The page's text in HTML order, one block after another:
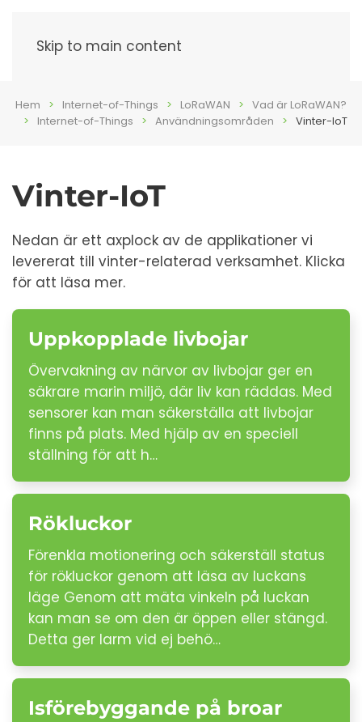
Skip to main content
Hem Internet-of-Things LoRaWAN
Vad är LoRaWAN?
Internet-of-Things
Användningsområden Vinter-IoT
Vinter-IoT
Nedan är ett axplock av de applikationer vi
levererat till vinter-relaterad verksamhet. Klicka
för att läsa mer.
Uppkopplade livbojar
Övervakning av närvor av livbojar ger en
säkrare marin miljö, där liv kan räddas. Med
sensorer kan man säkerställa att livbojar
finns på plats. Med hjälp av en speciell
ställning för att h…
Rökluckor
Förenkla motionering och säkerställ status
för rökluckor genom att läsa av luckans
läge Genom att mäta vinkeln på luckan
kan man se om den är öppen eller stängd.
Detta ger larm vid ej behö…
Isförebyggande på broar